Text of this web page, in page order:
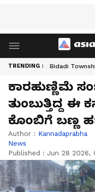
TRENDING : Bidadi
ಕಾರಹುಣ್ಣಿಮೆ
ತುಂಬುತ್ತಿದ್ದ ಈ
ಕೊಂಬಿಗೆ ಬಣ್ಣ
Author : Kannadaprabha
News
Published : Jun 28 2026,